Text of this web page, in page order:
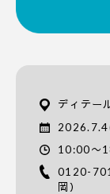
ディテー
10:00〜
0120-
岡）